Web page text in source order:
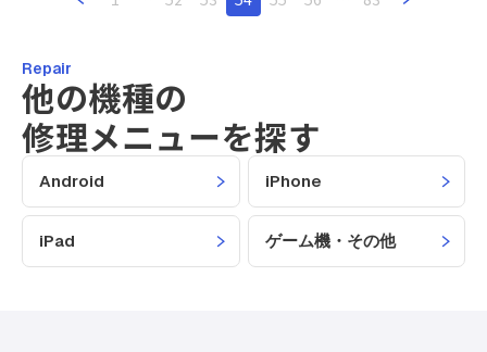
Repair
他の機種の
修理メニューを探す
Android iPhone
iPad ゲーム機・その他